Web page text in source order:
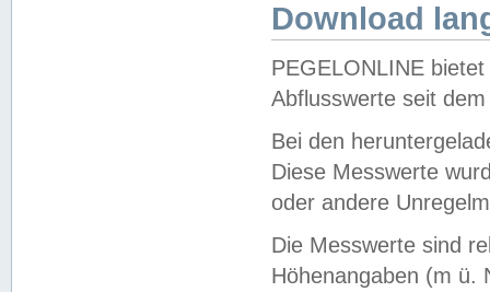
Download
PEGELONLINE
Abflusswerte seit
Bei den
Diese Messwerte
oder andere
Die Messwerte sind
Höhenangaben (m ü.